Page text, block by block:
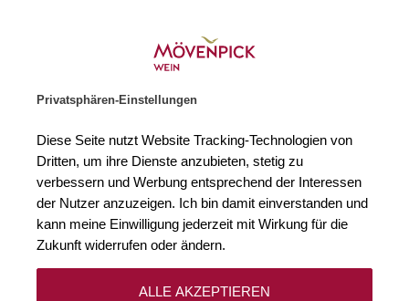
Privatsphären-Einstellungen
Diese Seite nutzt Website Tracking-Technologien von
Dritten, um ihre Dienste anzubieten, stetig zu
verbessern und Werbung entsprechend der Interessen
der Nutzer anzuzeigen. Ich bin damit einverstanden und
kann meine Einwilligung jederzeit mit Wirkung für die
Zukunft widerrufen oder ändern.
ALLE AKZEPTIEREN
Zum Ende der Bildgalerie springen
Zum Anfang der